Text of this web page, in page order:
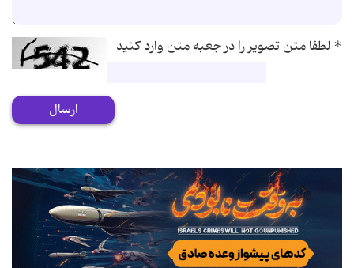
*لطفا متن تصویر را در جعبه متن وارد کنید
ارسال